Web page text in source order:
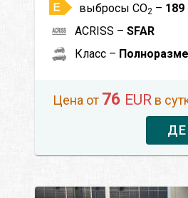
выбросы CO2 – 189
ACRISS – SFAR
Класс –
Цена от 76 EUR в